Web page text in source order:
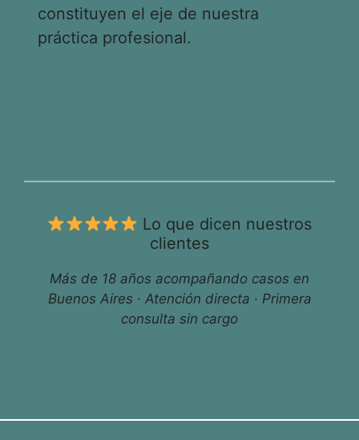
constituyen el eje de nuestra
práctica profesional.
Lo que dicen nuestros
clientes
Más de 18 años acompañando casos en
Buenos Aires · Atención directa · Primera
consulta sin cargo